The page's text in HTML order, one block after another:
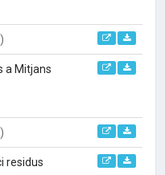
a Mitjans
residus